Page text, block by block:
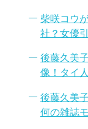
柴咲コウ
社？女優
後藤久美
像！タイ
後藤久美
何の雑誌